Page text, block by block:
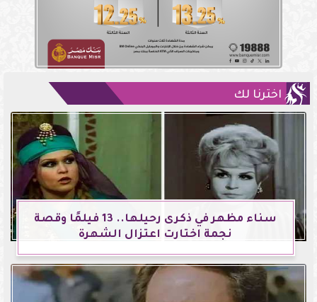
اخترنا لك
سناء مظهر في ذكرى رحيلها.. 13 فيلمًا وقصة
نجمة اختارت اعتزال الشهرة